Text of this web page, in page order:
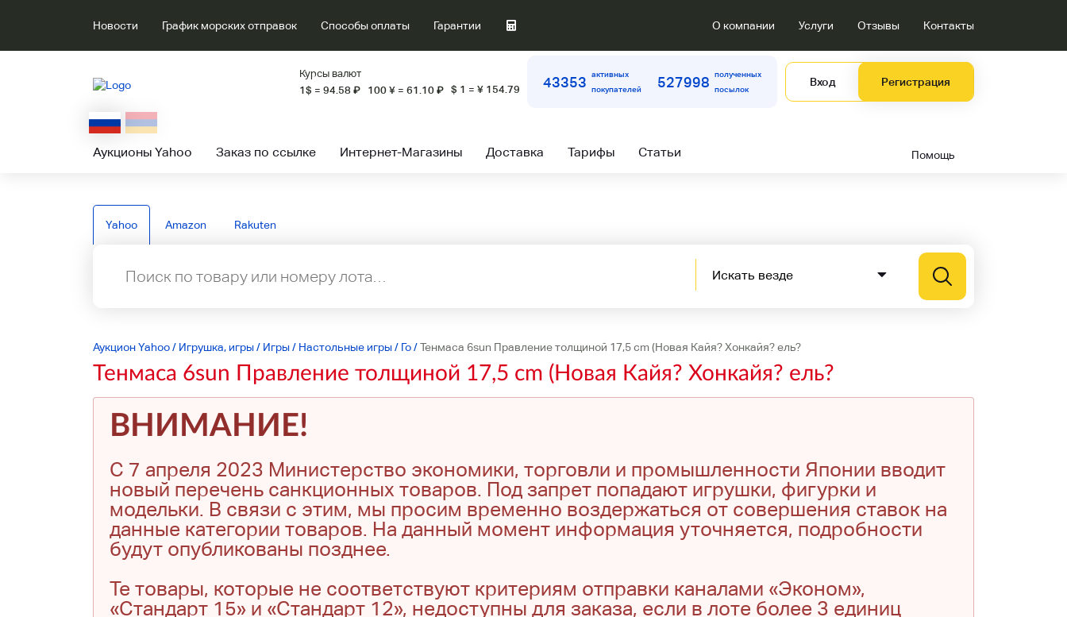
Новости График морских отправок Способы оплаты Гарантии О компании Услуги Отзывы Контакты
Курсы валют
1$ = 94.58 ₽ 100 ¥ = 61.10 ₽ $ 1 = ¥ 154.79 43353
активных
покупателей
527998
полученных
посылок
Вход Регистрация
Аукционы Yahoo Заказ по ссылке Интернет-Магазины Доставка Тарифы Статьи Помощь
Yahoo Amazon Rakuten
Аукцион Yahoo/ Игрушка, игры/ Игры/ Настольные игры/ Го/Тенмаса 6sun Правление толщиной 17,5 cm (Новая Кайя? Хонкайя? ель?
Тенмаса 6sun Правление толщиной 17,5 cm (Новая Кайя? Хонкайя? ель?
ВНИМАНИЕ!
С 7 апреля 2023 Министерство экономики, торговли и промышленности Японии вводит
новый перечень санкционных товаров. Под запрет попадают игрушки, фигурки и
модельки. В связи с этим, мы просим временно воздержаться от совершения ставок на
данные категории товаров. На данный момент информация уточняется, подробности
будут опубликованы позднее.
Те товары, которые не соответствуют критериям отправки каналами «Эконом»,
«Стандарт 15» и «Стандарт 12», недоступны для заказа, если в лоте более 3 единиц